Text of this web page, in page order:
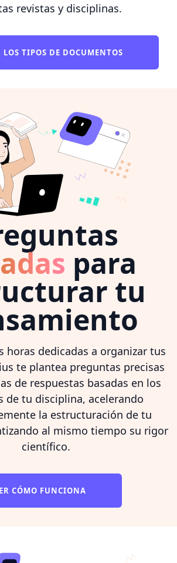
revistas y disciplinas.
LOS TIPOS DE DOCUMENTOS
para
tu
horas dedicadas a organizar tus
te plantea preguntas precisas
de respuestas basadas en los
de tu disciplina, acelerando
la estructuración de tu
al mismo tiempo su rigor
científico.
CÓMO FUNCIONA